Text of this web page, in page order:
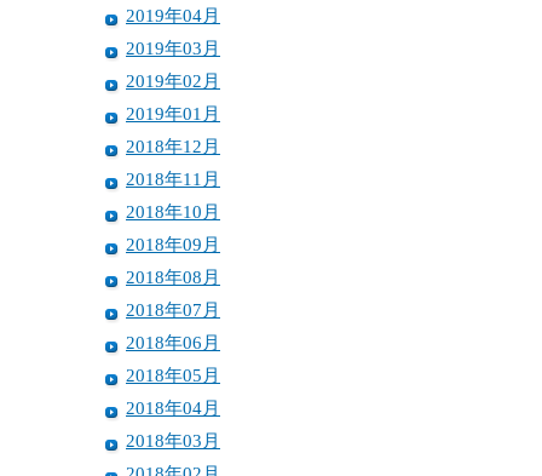
2019年04月
2019年03月
2019年02月
2019年01月
2018年12月
2018年11月
2018年10月
2018年09月
2018年08月
2018年07月
2018年06月
2018年05月
2018年04月
2018年03月